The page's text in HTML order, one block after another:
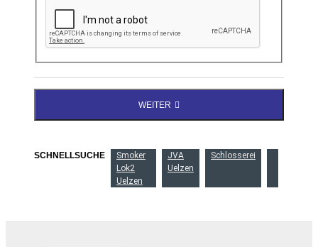
WEITER
SCHNELLSUCHE
Smoker
Lok2
Uelzen
JVA
Uelzen
Schlosserei